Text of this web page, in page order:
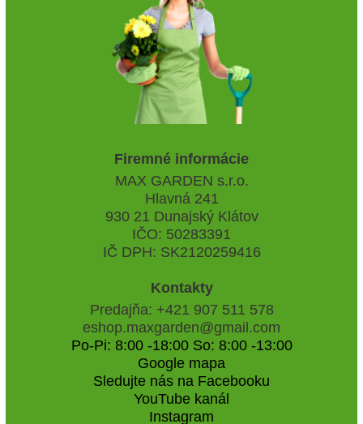
Firemné informácie
MAX GARDEN s.r.o.
Hlavná 241
930 21 Dunajský Klátov
IČO: 50283391
IČ DPH: SK2120259416
Kontakty
Predajňa: +421 907 511 578
eshop.maxgarden@gmail.com
Po-Pi: 8:00 -18:00 So: 8:00 -13:00
Google mapa
Sledujte nás na Facebooku
YouTube kanál
Instagram